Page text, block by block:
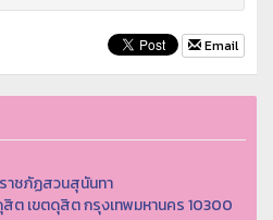
Email
าชภัฏสวนสุนันทา
ต เขตดุสิต กรุงเทพมหานคร 10300